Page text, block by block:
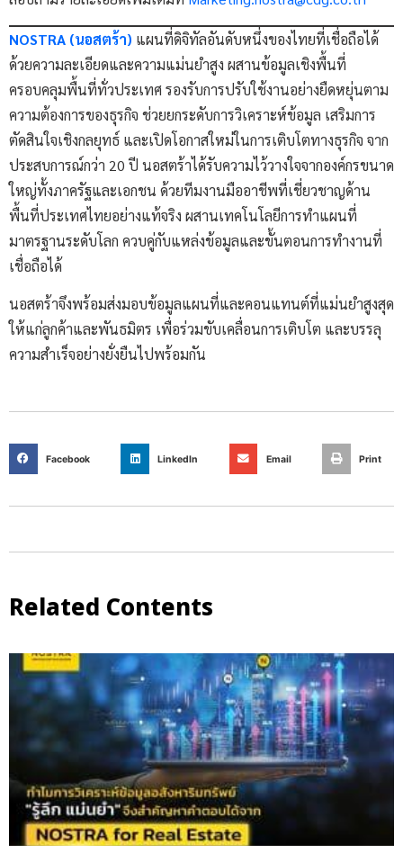
NOSTRA (นอสตร้า) แผนที่ดิจิทัลอันดับหนึ่งของไทยที่เชื่อถือได้
ด้วยความละเอียดและความแม่นยำสูง ผสานข้อมูลเชิงพื้นที่
ครอบคลุมพื้นที่ทั่วประเทศ รองรับการปรับใช้งานอย่างยืดหยุ่นตาม
ความต้องการของธุรกิจ ช่วยยกระดับการวิเคราะห์ข้อมูล เสริมการ
ตัดสินใจเชิงกลยุทธ์ และเปิดโอกาสใหม่ในการเติบโตทางธุรกิจ จาก
ประสบการณ์กว่า 20 ปี นอสตร้าได้รับความไว้วางใจจากองค์กรขนาด
ใหญ่ทั้งภาครัฐและเอกชน ด้วยทีมงานมืออาชีพที่เชี่ยวชาญด้าน
พื้นที่ประเทศไทยอย่างแท้จริง ผสานเทคโนโลยีการทำแผนที่
มาตรฐานระดับโลก ควบคู่กับแหล่งข้อมูลและขั้นตอนการทำงานที่
เชื่อถือได้
นอสตร้าจึงพร้อมส่งมอบข้อมูลแผนที่และคอนแทนต์ที่แม่นยำสูงสุด
ให้แก่ลูกค้าและพันธมิตร เพื่อร่วมขับเคลื่อนการเติบโต และบรรลุ
ความสำเร็จอย่างยั่งยืนไปพร้อมกัน
Facebook LinkedIn Email Print
Related Contents